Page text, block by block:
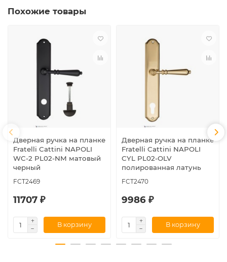
Похожие товары
Дверная ручка на планке
Fratelli Cattini NAPOLI
WC-2 PL02-NM матовый
черный
FCT2469
11707 ₽
В корзину
Дверная ручка на планке
Fratelli Cattini NAPOLI
CYL PL02-OLV
полированная латунь
FCT2470
9986 ₽
В корзину